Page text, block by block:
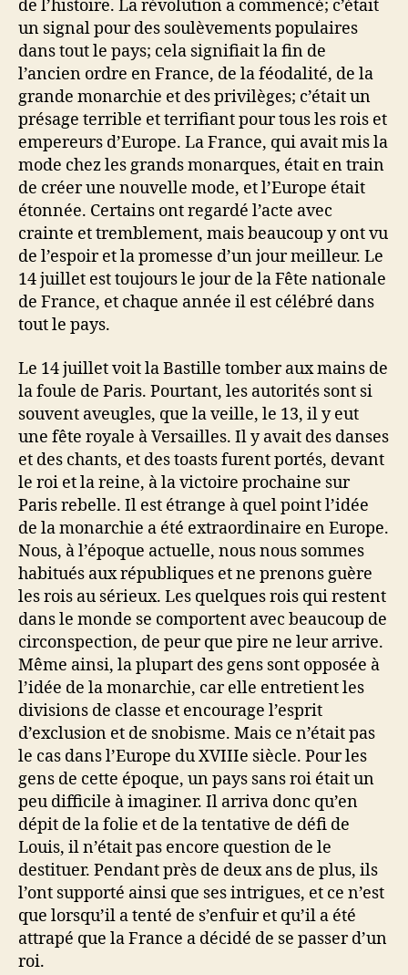
de l’histoire. La révolution a commencé; c’était
un signal pour des soulèvements populaires
dans tout le pays; cela signifiait la fin de
l’ancien ordre en France, de la féodalité, de la
grande monarchie et des privilèges; c’était un
présage terrible et terrifiant pour tous les rois et
empereurs d’Europe. La France, qui avait mis la
mode chez les grands monarques, était en train
de créer une nouvelle mode, et l’Europe était
étonnée. Certains ont regardé l’acte avec
crainte et tremblement, mais beaucoup y ont vu
de l’espoir et la promesse d’un jour meilleur. Le
14 juillet est toujours le jour de la Fête nationale
de France, et chaque année il est célébré dans
tout le pays.
Le 14 juillet voit la Bastille tomber aux mains de
la foule de Paris. Pourtant, les autorités sont si
souvent aveugles, que la veille, le 13, il y eut
une fête royale à Versailles. Il y avait des danses
et des chants, et des toasts furent portés, devant
le roi et la reine, à la victoire prochaine sur
Paris rebelle. Il est étrange à quel point l’idée
de la monarchie a été extraordinaire en Europe.
Nous, à l’époque actuelle, nous nous sommes
habitués aux républiques et ne prenons guère
les rois au sérieux. Les quelques rois qui restent
dans le monde se comportent avec beaucoup de
circonspection, de peur que pire ne leur arrive.
Même ainsi, la plupart des gens sont opposée à
l’idée de la monarchie, car elle entretient les
divisions de classe et encourage l’esprit
d’exclusion et de snobisme. Mais ce n’était pas
le cas dans l’Europe du XVIIIe siècle. Pour les
gens de cette époque, un pays sans roi était un
peu difficile à imaginer. Il arriva donc qu’en
dépit de la folie et de la tentative de défi de
Louis, il n’était pas encore question de le
destituer. Pendant près de deux ans de plus, ils
l’ont supporté ainsi que ses intrigues, et ce n’est
que lorsqu’il a tenté de s’enfuir et qu’il a été
attrapé que la France a décidé de se passer d’un
roi.